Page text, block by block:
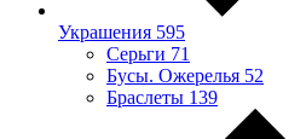
Украшения 595
Серьги 71
Бусы. Ожерелья 52
Браслеты 139